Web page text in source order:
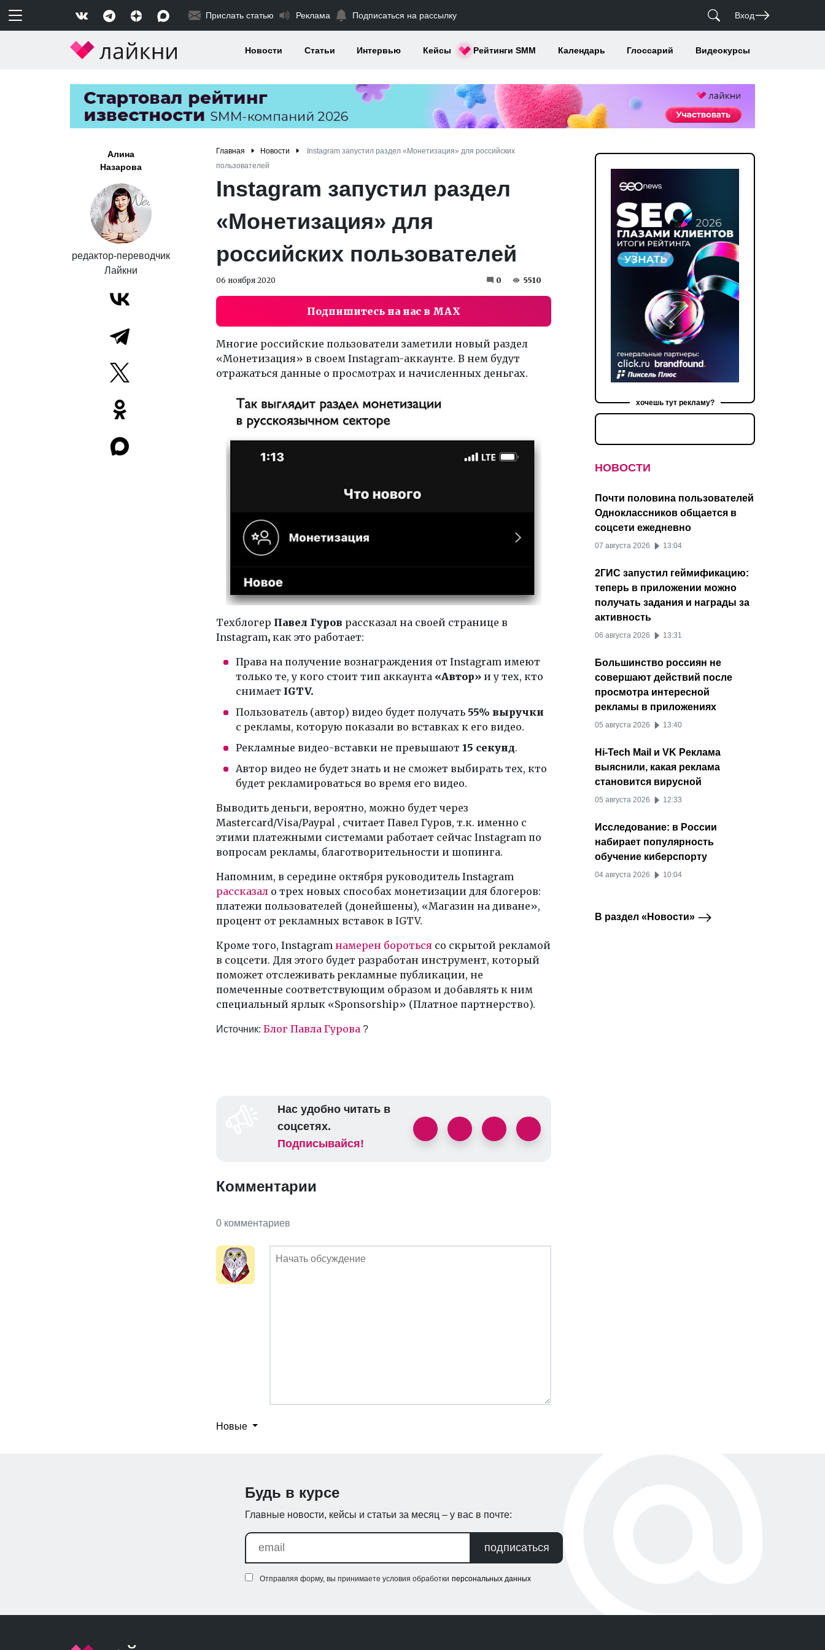
Прислать статью Реклама Подписаться на рассылку Вход
Новости Статьи Интервью Кейсы Рейтинги SMM Календарь Глоссарий Видеокурсы
Алина
Назарова
редактор-переводчик
Лайкни
Главная Новости
Instagram запустил раздел «Монетизация» для российских
пользователей
Instagram запустил раздел
«Монетизация» для
российских пользователей
06 ноября 2020 0 5510
Подпишитесь на нас в MAX
Многие российские пользователи заметили новый раздел
«Монетизация» в своем Instagram-аккаунте. В нем будут
отражаться данные о просмотрах и начисленных деньгах.
Техблогер Павел Гуров рассказал на своей странице в
Instagram,как это работает:
Права на получение вознаграждения от Instagram имеют
только те, у кого стоит тип аккаунта «Автор»и у тех, кто
снимает IGTV.
Пользователь (автор) видео будет получать55% выручки
с рекламы, которую показали во вставках к его видео.
Рекламные видео-вставки не превышают 15 секунд.
Автор видео не будет знать и не сможет выбирать тех, кто
будет рекламироваться во время его видео.
Выводить деньги, вероятно, можно будет через
Mastercard/Visa/Paypal , считает Павел Гуров, т.к. именно с
этими платежными системами работает сейчас Instagram по
вопросам рекламы, благотворительности и шопинга.
Напомним, в середине октября руководитель Instagram
рассказало трех новых способах монетизации для блогеров:
платежи пользователей (донейшены), «Магазин на диване»,
процент от рекламных вставок в IGTV.
Кроме того, Instagram намерен боротьсясо скрытой рекламой
в соцсети. Для этого будет разработан инструмент, который
поможет отслеживать рекламные публикации, не
помеченные соответствующим образом и добавлять к ним
специальный ярлык «Sponsorship» (Платное партнерство).
Источник: Блог Павла Гурова ?
Нас удобно читать в
соцсетях.
Подписывайся!
Комментарии
0 комментариев
Новые
хочешь тут рекламу?
НОВОСТИ
Почти половина пользователей
Одноклассников общается в
соцсети ежедневно
07 августа 2026 13:04
2ГИС запустил геймификацию:
теперь в приложении можно
получать задания и награды за
активность
06 августа 2026 13:31
Большинство россиян не
совершают действий после
просмотра интересной
рекламы в приложениях
05 августа 2026 13:40
Hi-Tech Mail и VK Реклама
выяснили, какая реклама
становится вирусной
05 августа 2026 12:33
Исследование: в России
набирает популярность
обучение киберспорту
04 августа 2026 10:04
В раздел «Новости»
Будь в курсе
Главные новости, кейсы и статьи за месяц – у вас в почте:
подписаться
Отправляя форму, вы принимаете условия обработки персональных данных